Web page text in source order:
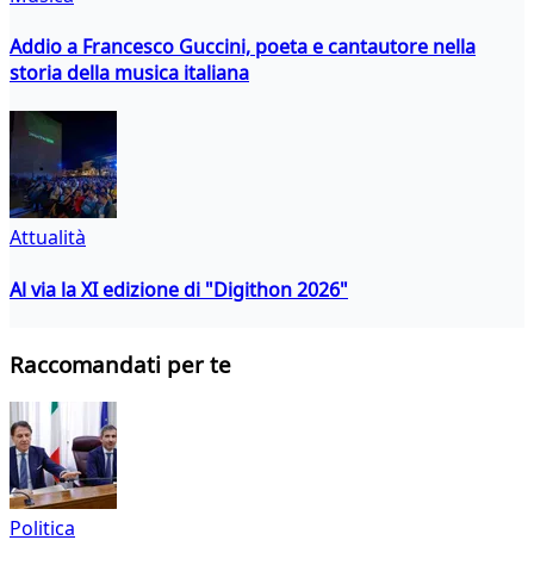
Addio a Francesco Guccini, poeta e cantautore nella
storia della musica italiana
Attualità
Al via la XI edizione di "Digithon 2026"
Raccomandati per te
Politica